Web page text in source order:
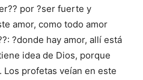
por ?ser fuerte y
amor, como todo amor
?donde hay amor, allí está
idea de Dios, porque
Los profetas veían en este